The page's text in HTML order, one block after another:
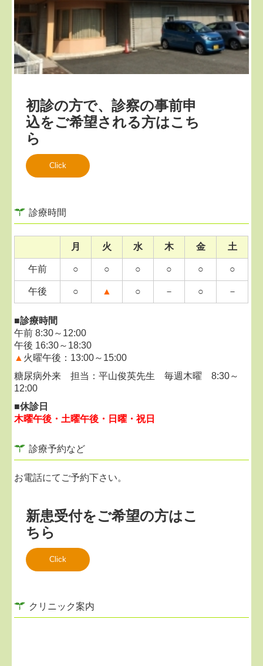
クリニック案内
初診の方で、診察の事前申
込をご希望される方はこち
ら
Click
診療時間
月 火 水 木 金 土
午前 ○ ○ ○ ○ ○ ○
午後 ○ ▲ ○ － ○ －
■診療時間
午前 8:30～12:00
午後 16:30～18:30
▲ 火曜午後 ： 13:00～15:00
糖尿病外来 担当：平山俊英先生 毎週木曜 8:30～
12:00
■休診日
木曜午後 ・ 土曜午後・日曜・祝日
診療予約など
お電話にてご予約下さい。
新患受付をご希望の方はこ
ちら
Click